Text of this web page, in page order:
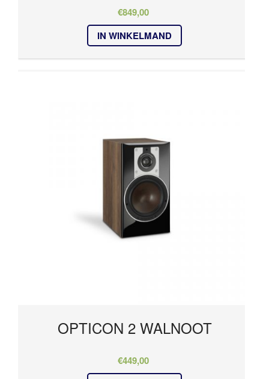
€849,00
IN WINKELMAND
OPTICON 2 WALNOOT
€449,00